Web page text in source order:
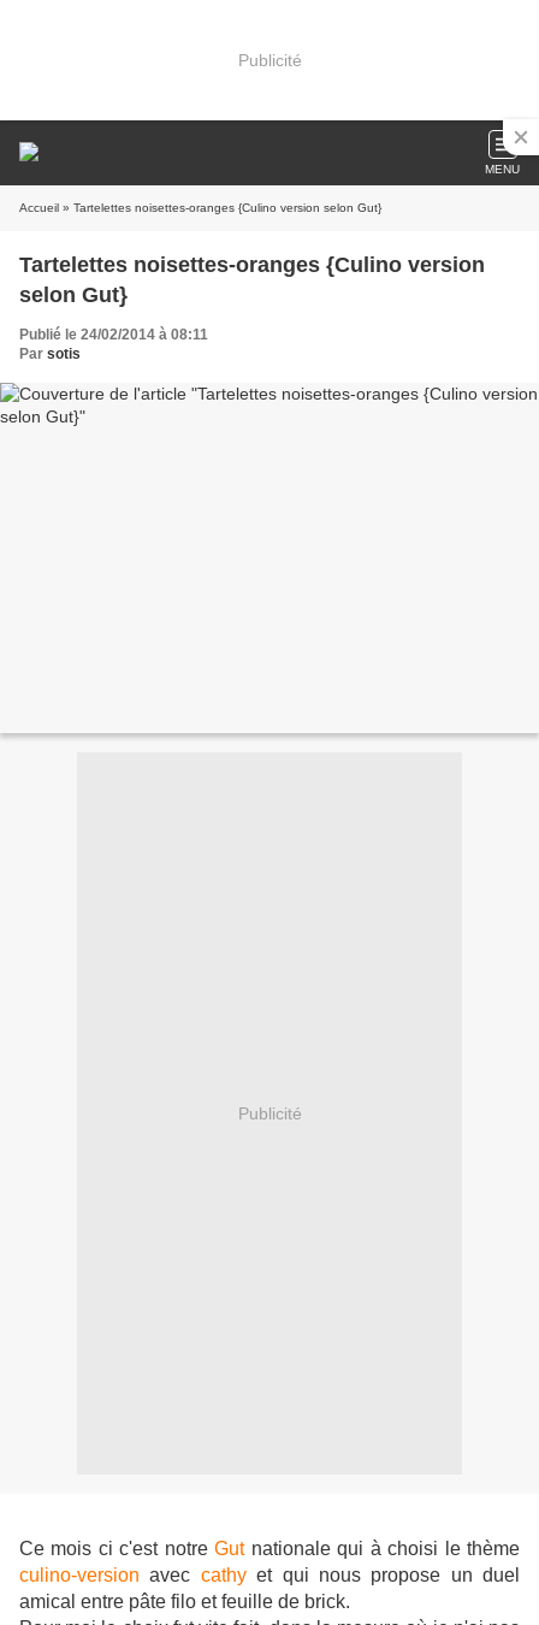
Publicité
MENU
Accueil » Tartelettes noisettes-oranges {Culino version selon Gut}
Tartelettes noisettes-oranges {Culino version
selon Gut}
Publié le 24/02/2014 à 08:11
Par sotis
Publicité
Ce mois ci c'est notreGutnationale qui à choisi le thème
culino-version avec cathyet qui nous propose un duel
amical entre pâte filo et feuille de brick.